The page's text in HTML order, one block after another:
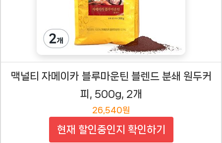
맥널티 자메이카 블루마운틴 블렌드 분쇄 원두커
피, 500g, 2개
26,540원
현재 할인중인지 확인하기